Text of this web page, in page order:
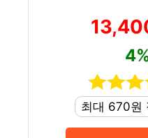
최대 670원